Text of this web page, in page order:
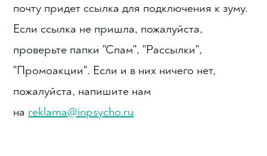
почту придет ссылка для подключения к зуму.
Если ссылка не пришла, пожалуйста,
проверьте папки "Спам", "Рассылки",
"Промоакции". Если и в них ничего нет,
пожалуйста, напишите нам
на reklama@inpsycho.ru